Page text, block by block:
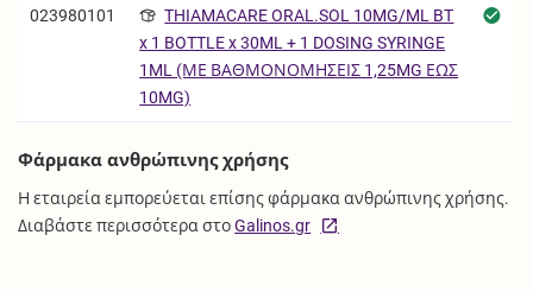
023980101
THIAMACARE ORAL.SOL 10MG/ML BT
x 1 BOTTLE x 30ML + 1 DOSING SYRINGE
1ML (ΜΕ ΒΑΘΜΟΝΟΜΗΣΕΙΣ 1,25MG ΕΩΣ
10MG)
Φάρμακα ανθρώπινης χρήσης
Η εταιρεία εμπορεύεται επίσης φάρμακα ανθρώπινης χρήσης.
Διαβάστε περισσότερα στοGalinos.gr